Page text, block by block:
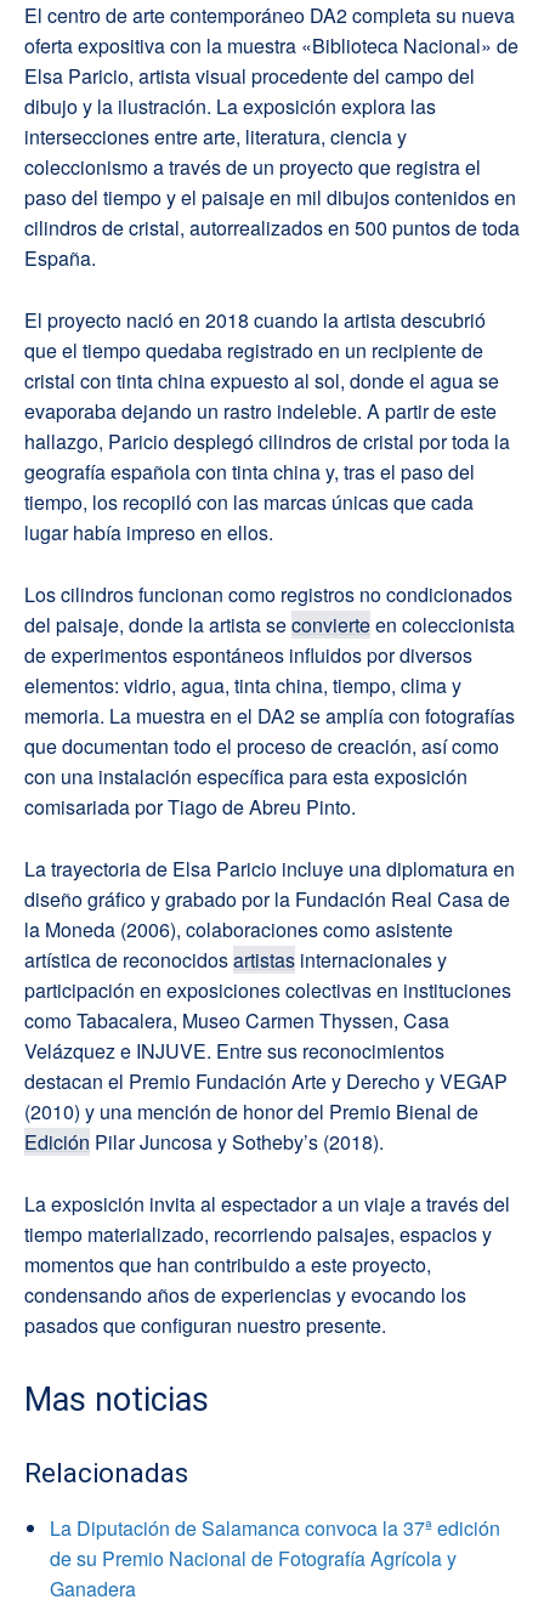
El centro de arte contemporáneo DA2 completa su nueva
oferta expositiva con la muestra «Biblioteca Nacional» de
Elsa Paricio, artista visual procedente del campo del
dibujo y la ilustración. La exposición explora las
intersecciones entre arte, literatura, ciencia y
coleccionismo a través de un proyecto que registra el
paso del tiempo y el paisaje en mil dibujos contenidos en
cilindros de cristal, autorrealizados en 500 puntos de toda
España.
El proyecto nació en 2018 cuando la artista descubrió
que el tiempo quedaba registrado en un recipiente de
cristal con tinta china expuesto al sol, donde el agua se
evaporaba dejando un rastro indeleble. A partir de este
hallazgo, Paricio desplegó cilindros de cristal por toda la
geografía española con tinta china y, tras el paso del
tiempo, los recopiló con las marcas únicas que cada
lugar había impreso en ellos.
Los cilindros funcionan como registros no condicionados
del paisaje, donde la artista seconvierteen coleccionista
de experimentos espontáneos influidos por diversos
elementos: vidrio, agua, tinta china, tiempo, clima y
memoria. La muestra en el DA2 se amplía con fotografías
que documentan todo el proceso de creación, así como
con una instalación específica para esta exposición
comisariada por Tiago de Abreu Pinto.
La trayectoria de Elsa Paricio incluye una diplomatura en
diseño gráfico y grabado por la Fundación Real Casa de
la Moneda (2006), colaboraciones como asistente
artística de reconocidosartistas internacionales y
participación en exposiciones colectivas en instituciones
como Tabacalera, Museo Carmen Thyssen, Casa
Velázquez e INJUVE. Entre sus reconocimientos
destacan el Premio Fundación Arte y Derecho y VEGAP
(2010) y una mención de honor del Premio Bienal de
Edición Pilar Juncosa y Sotheby’s (2018).
La exposición invita al espectador a un viaje a través del
tiempo materializado, recorriendo paisajes, espacios y
momentos que han contribuido a este proyecto,
condensando años de experiencias y evocando los
pasados que configuran nuestro presente.
Mas noticias
Relacionadas
La Diputación de Salamanca convoca la 37ª edición
de su Premio Nacional de Fotografía Agrícola y
Ganadera